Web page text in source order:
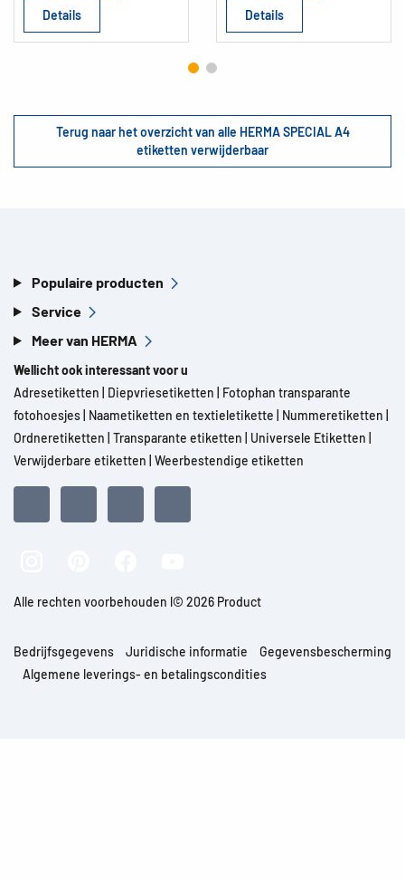
Details Details
Terug naar het overzicht van alle HERMA SPECIAL A4
etiketten verwijderbaar
Populaire producten
Service
Meer van HERMA
Wellicht ook interessant voor u
Adresetiketten
Diepvriesetiketten
Fotophan transparante
fotohoesjes Naametiketten en textieletikette Nummeretiketten
Ordneretiketten Transparante etiketten Universele Etiketten
Verwijderbare etiketten Weerbestendige etiketten
Alle rechten voorbehouden l© 2026 Product
Bedrijfsgegevens Juridische informatie
Gegevensbescherming
Algemene leverings- en betalingscondities